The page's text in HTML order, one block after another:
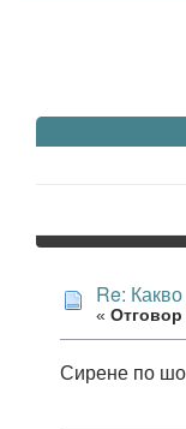
Re:
« Отговор
Сирене по